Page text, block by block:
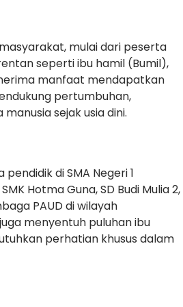
mulai dari peserta
seperti ibu hamil (Bumil),
manfaat mendapatkan
pertumbuhan,
sejak usia dini.
di SMA Negeri 1
Hotma Guna, SD Budi Mulia 2,
PAUD di wilayah
menyentuh puluhan ibu
perhatian khusus dalam